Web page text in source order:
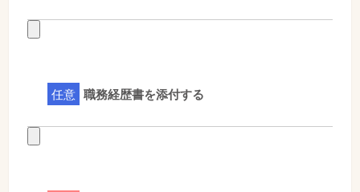
任意 職務経歴書を添付する